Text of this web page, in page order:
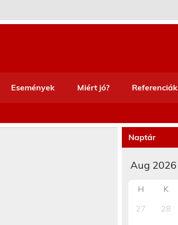
Események Miért jó? Referenciák
Naptár
H K
27
28